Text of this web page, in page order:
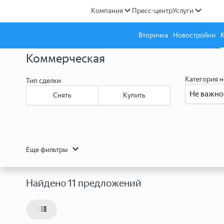
Компания Пресс-центрУслуги
Вторичка Новостройки
Коммерческая
Тип сделки
Снять
Купить
Категория
Не важно
Еще фильтры
Найдено 11 предложений